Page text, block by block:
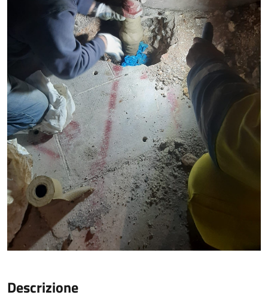
Descrizione